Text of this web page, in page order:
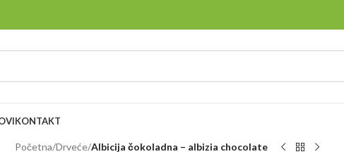
KONTAKT
Početna/Drveće/Albicija čokoladna – albizia chocolate